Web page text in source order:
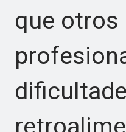
que otros